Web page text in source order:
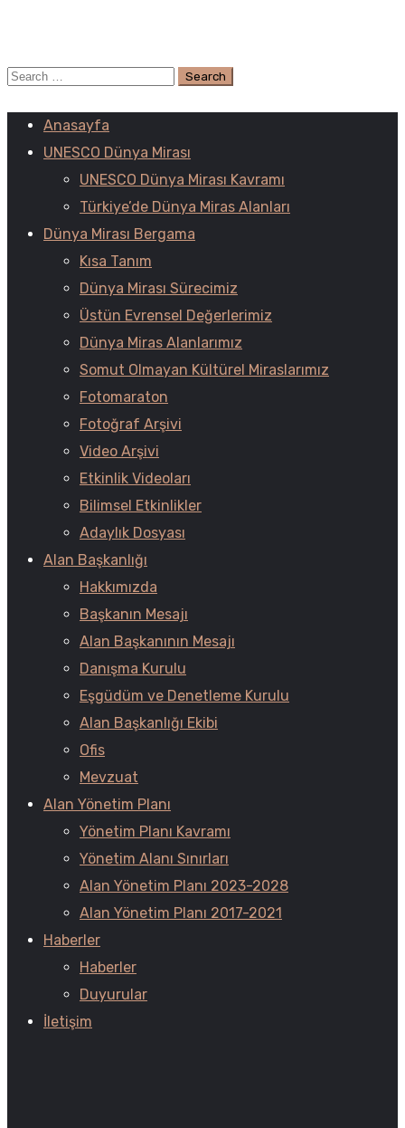
Anasayfa
UNESCO Dünya Mirası
UNESCO Dünya Mirası Kavramı
Türkiye’de Dünya Miras Alanları
Dünya Mirası Bergama
Kısa Tanım
Dünya Mirası Sürecimiz
Üstün Evrensel Değerlerimiz
Dünya Miras Alanlarımız
Somut Olmayan Kültürel Miraslarımız
Fotomaraton
Fotoğraf Arşivi
Video Arşivi
Etkinlik Videoları
Bilimsel Etkinlikler
Adaylık Dosyası
Alan Başkanlığı
Hakkımızda
Başkanın Mesajı
Alan Başkanının Mesajı
Danışma Kurulu
Eşgüdüm ve Denetleme Kurulu
Alan Başkanlığı Ekibi
Ofis
Mevzuat
Alan Yönetim Planı
Yönetim Planı Kavramı
Yönetim Alanı Sınırları
Alan Yönetim Planı 2023-2028
Alan Yönetim Planı 2017-2021
Haberler
Haberler
Duyurular
İletişim